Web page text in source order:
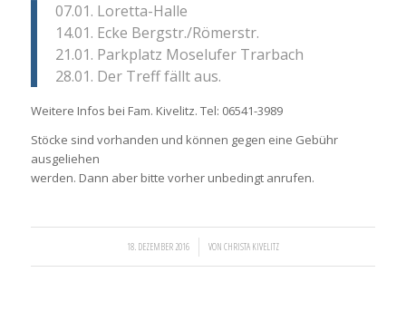
07.01. Loretta-Halle
14.01. Ecke Bergstr./Römerstr.
21.01. Parkplatz Moselufer Trarbach
28.01. Der Treff fällt aus.
Weitere Infos bei Fam. Kivelitz. Tel: 06541-3989
Stöcke sind vorhanden und können gegen eine Gebühr
ausgeliehen
werden. Dann aber bitte vorher unbedingt anrufen.
18. DEZEMBER 2016
/ VON CHRISTA KIVELITZ